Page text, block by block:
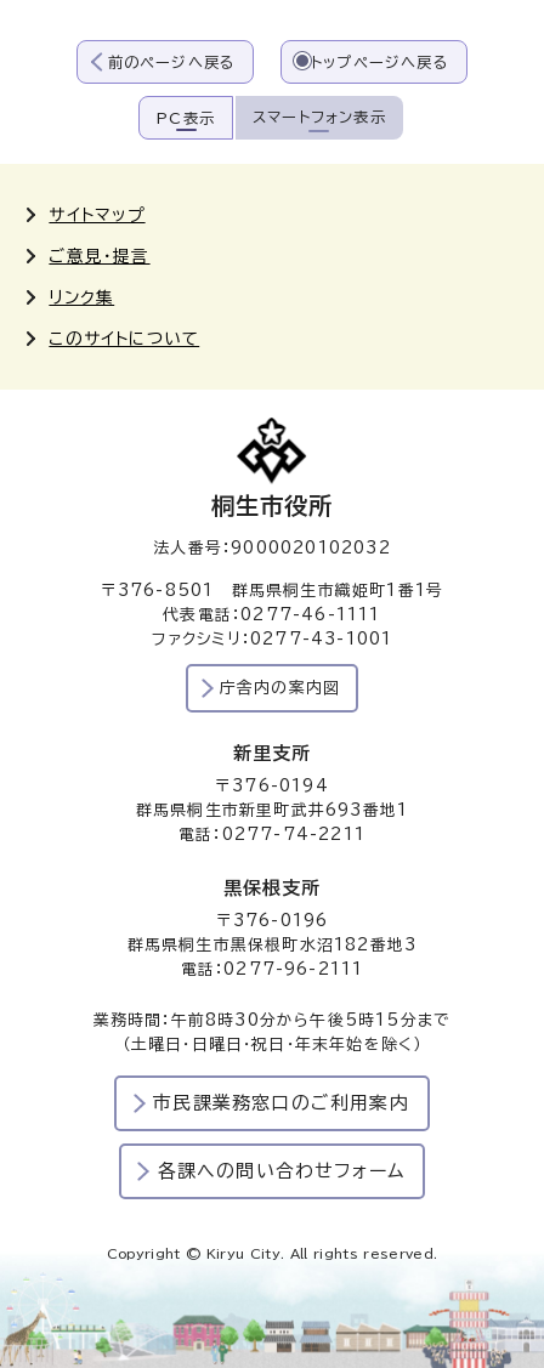
前のページへ戻る トップページへ戻る
PC表示 スマートフォン表示
サイトマップ
ご意見・提言
リンク集
このサイトについて
桐生市役所
法人番号：9000020102032
〒376-8501 群馬県桐生市織姫町1番1号
代表電話：0277-46-1111
ファクシミリ：0277-43-1001
庁舎内の案内図
新里支所
〒376-0194
群馬県桐生市新里町武井693番地1
電話：0277-74-2211
黒保根支所
〒376-0196
群馬県桐生市黒保根町水沼182番地3
電話：0277-96-2111
業務時間：午前8時30分から午後5時15分まで
（土曜日・日曜日・祝日・年末年始を除く）
市民課業務窓口のご利用案内
各課への問い合わせフォーム
Copyright © Kiryu City. All rights reserved.